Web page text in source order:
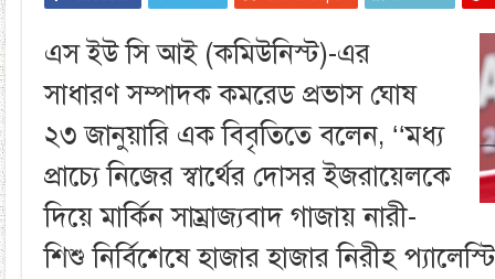
এস ইউ সি আই (কমিউনিস্ট)-এর
সাধারণ সম্পাদক কমরেড প্রভাস ঘোষ
২৩ জানুয়ারি এক বিবৃতিতে বলেন, ‘‘মধ্য
প্রাচ্যে নিজের স্বার্থের দোসর ইজরায়েলকে
দিয়ে মার্কিন সাম্রাজ্যবাদ গাজায় নারী-
শিশু নির্বিশেষে হাজার হাজার নিরীহ